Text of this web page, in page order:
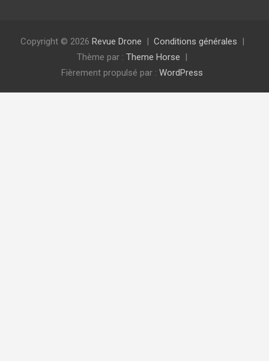
Copyright © 2026 Revue Drone
Conditions générales
Thème par : Theme Horse
Fièrement propulsé par : WordPress